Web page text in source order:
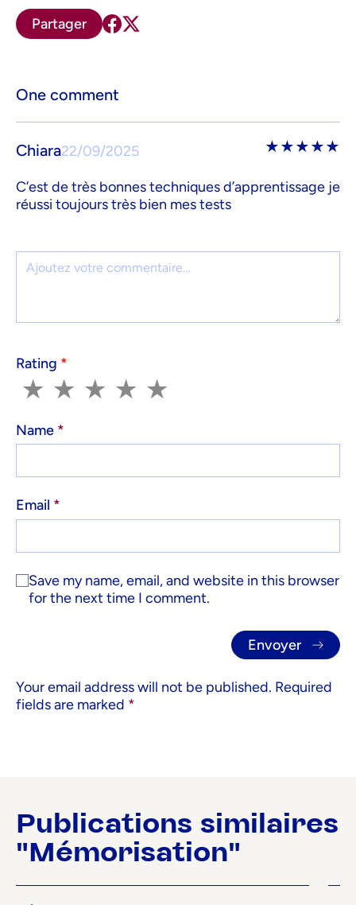
Partager
One comment
Chiara22/09/2025 ★★★★★
C’est de très bonnes techniques d’apprentissage je
réussi toujours très bien mes tests
Comment
Rating *
1
★ 2
★ 3
★ 4
★ 5
★
Name *
Email *
Save my name, email, and website in this browser
for the next time I comment.
Your email address will not be published. Required
fields are marked *
Publications similaires
"Mémorisation"